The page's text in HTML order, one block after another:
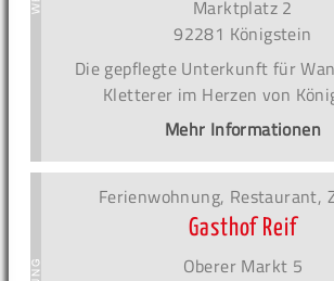
Marktplatz 2
92281 Königstein
Die gepflegte Unterkunft für
Kletterer im Herzen von
Mehr Informationen
Ferienwohnung, Restaurant,
Gasthof Reif
Oberer Markt 5